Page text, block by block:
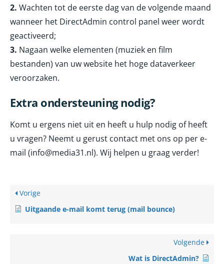
2. Wachten tot de eerste dag van de volgende maand
wanneer het DirectAdmin control panel weer wordt
geactiveerd;
3. Nagaan welke elementen (muziek en film
bestanden) van uw website het hoge dataverkeer
veroorzaken.
Extra ondersteuning nodig?
Komt u ergens niet uit en heeft u hulp nodig of heeft
u vragen? Neemt u gerust contact met ons op per e-
mail (info@media31.nl). Wij helpen u graag verder!
Vorige
Uitgaande e-mail komt terug (mail bounce)
Volgende
Wat is DirectAdmin?